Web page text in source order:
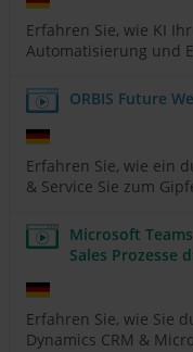
Erfahren Sie, wie KI
Automatisierung und
ORBIS Future
Erfahren Sie, wie ein
& Service Sie zum
Microsoft
Sales Prozesse
Erfahren Sie, wie Sie
Dynamics CRM &